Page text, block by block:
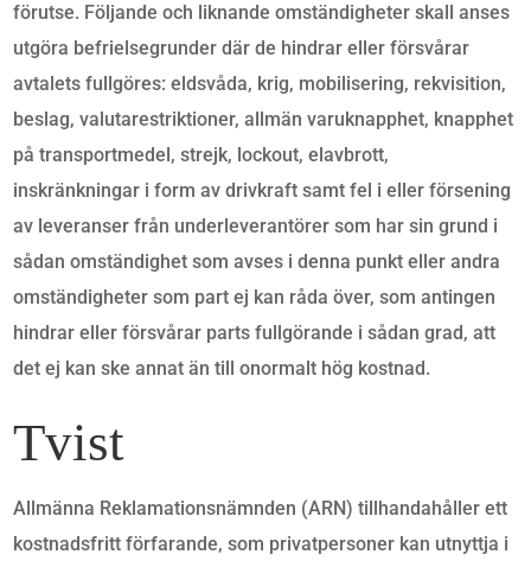
förutse. Följande och liknande omständigheter skall anses
utgöra befrielsegrunder där de hindrar eller försvårar
avtalets fullgöres: eldsvåda, krig, mobilisering, rekvisition,
beslag, valutarestriktioner, allmän varuknapphet, knapphet
på transportmedel, strejk, lockout, elavbrott,
inskränkningar i form av drivkraft samt fel i eller försening
av leveranser från underleverantörer som har sin grund i
sådan omständighet som avses i denna punkt eller andra
omständigheter som part ej kan råda över, som antingen
hindrar eller försvårar parts fullgörande i sådan grad, att
det ej kan ske annat än till onormalt hög kostnad.
Tvist
Allmänna Reklamationsnämnden (ARN) tillhandahåller ett
kostnadsfritt förfarande, som privatpersoner kan utnyttja i